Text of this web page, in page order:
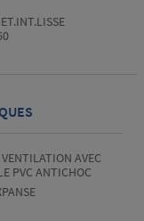
AVEC
PVC ANTICHOC